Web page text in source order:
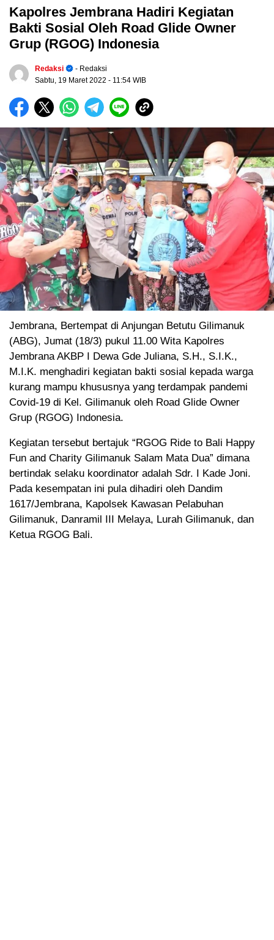
Kapolres Jembrana Hadiri Kegiatan
Bakti Sosial Oleh Road Glide Owner
Grup (RGOG) Indonesia
Redaksi
- Redaksi
Sabtu, 19 Maret 2022 - 11:54 WIB
Jembrana, Bertempat di Anjungan Betutu Gilimanuk
(ABG), Jumat (18/3) pukul 11.00 Wita Kapolres
Jembrana AKBP I Dewa Gde Juliana, S.H., S.I.K.,
M.I.K. menghadiri kegiatan bakti sosial kepada warga
kurang mampu khususnya yang terdampak pandemi
Covid-19 di Kel. Gilimanuk oleh Road Glide Owner
Grup (RGOG) Indonesia.
Kegiatan tersebut bertajuk “RGOG Ride to Bali Happy
Fun and Charity Gilimanuk Salam Mata Dua” dimana
bertindak selaku koordinator adalah Sdr. I Kade Joni.
Pada kesempatan ini pula dihadiri oleh Dandim
1617/Jembrana, Kapolsek Kawasan Pelabuhan
Gilimanuk, Danramil III Melaya, Lurah Gilimanuk, dan
Ketua RGOG Bali.